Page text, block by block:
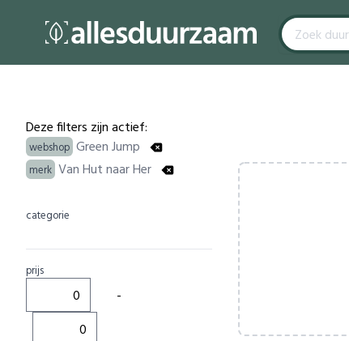
Filters
Deze filters zijn actief:
webshop Green Jump
merk Van Hut naar Her
categorie
prijs
-